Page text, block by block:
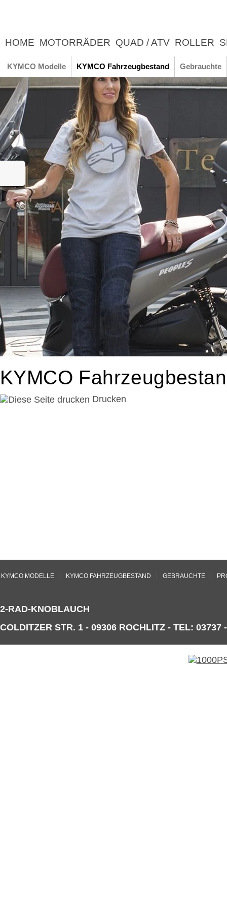
HOME MOTORRÄDER QUAD / ATV ROLLER
UNTERNEHMEN
KYMCO Modelle KYMCO Fahrzeugbestand Gebrauchte
KYMCO
Drucken
KYMCO MODELLE KYMCO FAHRZEUGBESTAND GEBRAUCHTE
2-RAD-KNOBLAUCH
COLDITZER STR. 1 - 09306 ROCHLITZ - TEL: 03737